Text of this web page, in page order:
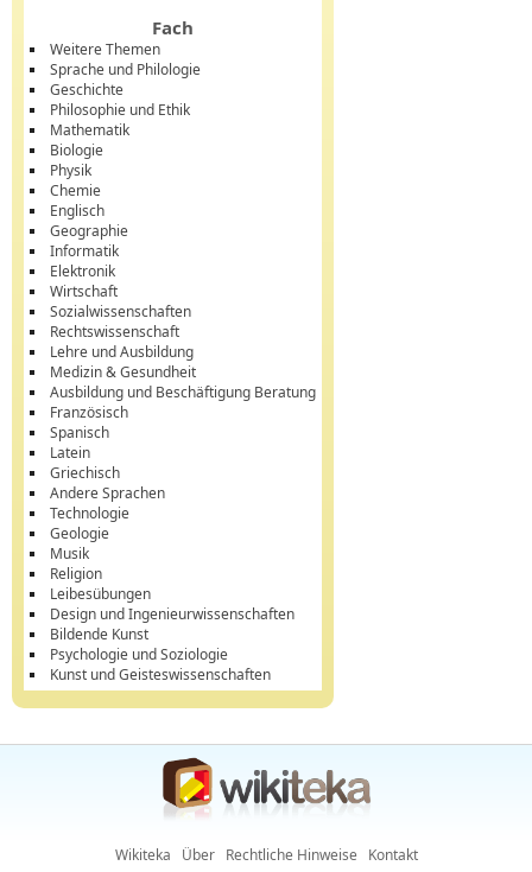
Fach
Weitere Themen
Sprache und Philologie
Geschichte
Philosophie und Ethik
Mathematik
Biologie
Physik
Chemie
Englisch
Geographie
Informatik
Elektronik
Wirtschaft
Sozialwissenschaften
Rechtswissenschaft
Lehre und Ausbildung
Medizin & Gesundheit
Ausbildung und Beschäftigung Beratung
Französisch
Spanisch
Latein
Griechisch
Andere Sprachen
Technologie
Geologie
Musik
Religion
Leibesübungen
Design und Ingenieurwissenschaften
Bildende Kunst
Psychologie und Soziologie
Kunst und Geisteswissenschaften
Wikiteka Über Rechtliche Hinweise Kontakt